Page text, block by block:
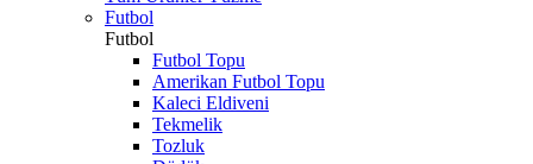
Futbol
Futbol
Futbol Topu
Amerikan Futbol Topu
Kaleci Eldiveni
Tekmelik
Tozluk